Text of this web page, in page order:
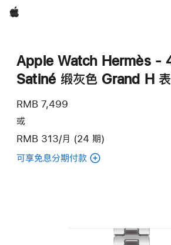
Apple
Apple Watch Hermès -
Satiné 缎灰色 Grand H
RMB 7,499
或
RMB 313/月 (24 期)
可享免息分期付款 (Apple Watch
Satiné